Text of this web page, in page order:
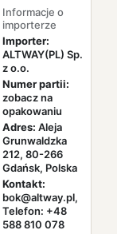
Informacje o
importerze
Importer:
ALTWAY(PL) Sp.
z o.o.
Numer partii:
zobacz na
opakowaniu
Adres: Aleja
Grunwaldzka
212, 80-266
Gdańsk, Polska
Kontakt:
bok@altway.pl,
Telefon: +48
588 810 078